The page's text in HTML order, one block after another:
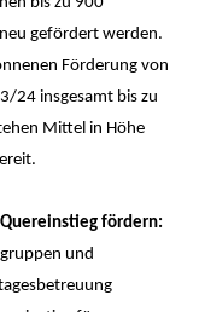
gefördert werden.
Förderung von
24 insgesamt bis zu
Mittel in Höhe
fördern:
und